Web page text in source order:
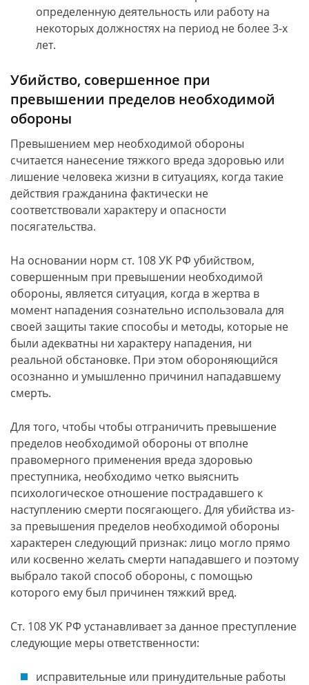
определенную деятельность или работу на
некоторых должностях на период не более 3-х
лет.
Убийство, совершенное при
превышении пределов необходимой
обороны
Превышением мер необходимой обороны
считается нанесение тяжкого вреда здоровью или
лишение человека жизни в ситуациях, когда такие
действия гражданина фактически не
соответствовали характеру и опасности
посягательства.
На основании норм ст. 108 УК РФ убийством,
совершенным при превышении необходимой
обороны, является ситуация, когда в жертва в
момент нападения сознательно использовала для
своей защиты такие способы и методы, которые не
были адекватны ни характеру нападения, ни
реальной обстановке. При этом обороняющийся
осознанно и умышленно причинил нападавшему
смерть.
Для того, чтобы чтобы отграничить превышение
пределов необходимой обороны от вполне
правомерного применения вреда здоровью
преступника, необходимо четко выяснить
психологическое отношение пострадавшего к
наступлению смерти посягающего. Для убийства из-
за превышения пределов необходимой обороны
характерен следующий признак: лицо могло прямо
или косвенно желать смерти нападавшего и поэтому
выбрало такой способ обороны, с помощью
которого ему был причинен тяжкий вред.
Ст. 108 УК РФ устанавливает за данное преступление
следующие меры ответственности:
исправительные или принудительные работы